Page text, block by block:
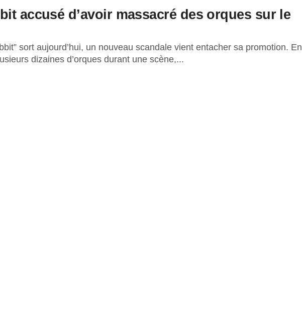
accusé d’avoir massacré des orques sur le
sort aujourd’hui, un nouveau scandale vient entacher sa promotion. En
dizaines d’orques durant une scène,...